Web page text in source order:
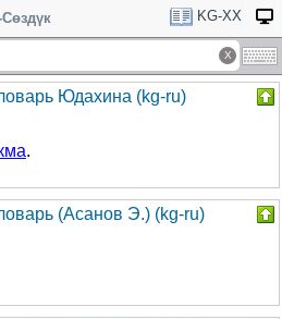
KG-XX
Юдахина (kg-ru)
.
(Асанов Э.) (kg-ru)